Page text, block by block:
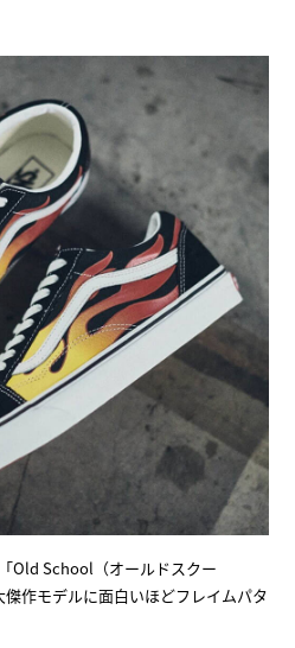
Old School（オールドスクー
作モデルに面白いほどフレイムパタ